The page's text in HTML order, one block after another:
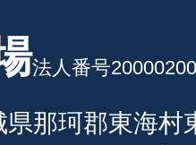
法人番号
那珂郡東海村